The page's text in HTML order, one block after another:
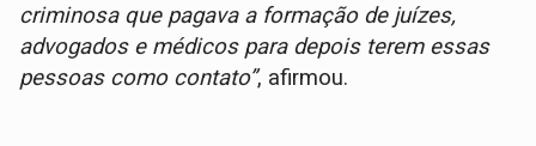
criminosa que pagava a formação de juízes,
advogados e médicos para depois terem essas
pessoas como contato”, afirmou.